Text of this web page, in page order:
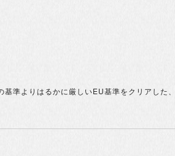
準よりはるかに厳しいEU基準をクリアした